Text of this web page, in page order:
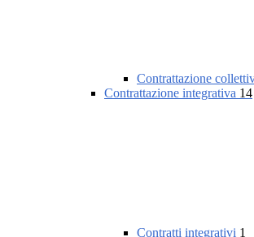
Contrattazione
Contrattazione integrativa 14
Contratti integrativi 1